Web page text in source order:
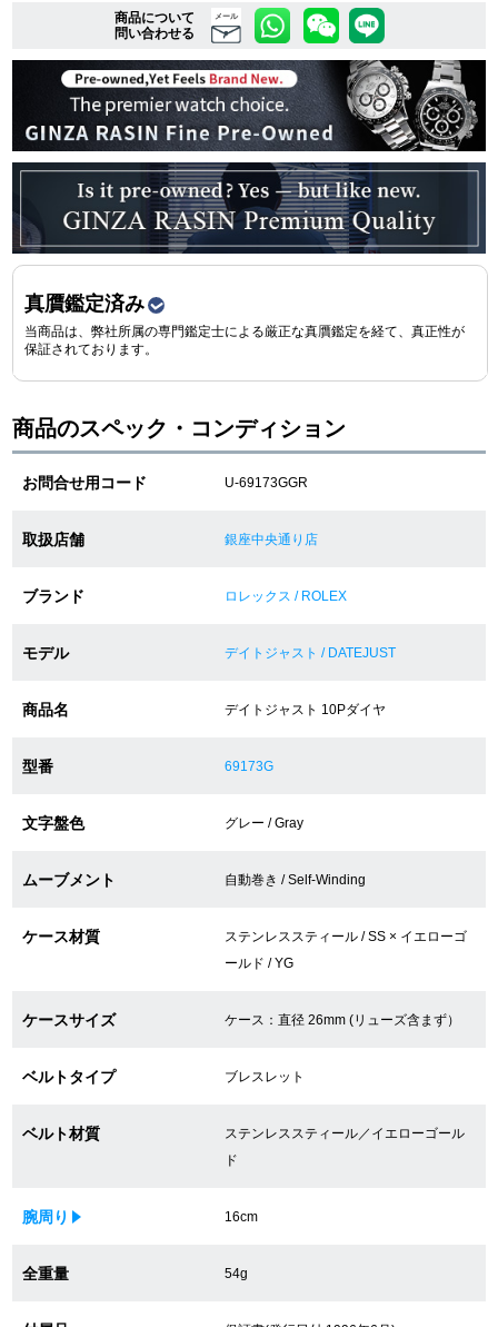
ご利用ガイド
GINZA RASINのプレミアムクオリティについて
送料・お支払方法
ショッピングローンの流れ
よくある質問
お問い合わせ
保証・アフターサービス
腕時計サイズ調整サービス
店舗受け取りサービス
店舗取り寄せサービス
75%以上保証！中古商品高価買戻し
修理・メンテンナンスについて
オーバーホールについて
外装仕上げについて
商品について
問い合わせる
メール
真贋鑑定済み
当商品は、弊社所属の専門鑑定士による厳正な真贋鑑定を経て、真正性が
保証されております。
商品のスペック・コンディション
お問合せ用コード U-69173GGR
取扱店舗 銀座中央通り店
ブランド ロレックス / ROLEX
モデル デイトジャスト / DATEJUST
商品名 デイトジャスト 10Pダイヤ
型番 69173G
文字盤色 グレー / Gray
ムーブメント 自動巻き / Self-Winding
ケース材質
ステンレススティール / SS × イエローゴ
ールド / YG
ケースサイズ ケース：直径 26mm (リューズ含まず）
ベルトタイプ ブレスレット
ベルト材質
ステンレススティール／イエローゴール
ド
腕周り 16cm
全重量 54g